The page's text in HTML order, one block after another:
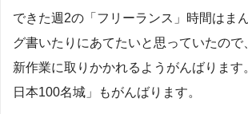
できた週2の「フリーランス」時間はま
グ書いたりにあてたいと思っていたので
新作業に取りかかれるようがんばります
日本100名城」もがんばります。